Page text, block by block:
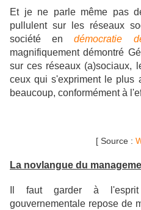
Et je ne parle même pas
pullulent sur les réseaux
société endémocratie
magnifiquement démontré
sur ces réseaux (a)sociaux,
ceux qui s'expriment le plus
beaucoup, conformément à
[ Source :
La novlangue du
Il faut garder à l'esprit
gouvernementale repose de